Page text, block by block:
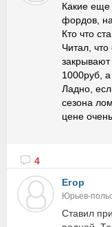
Какие еще
фордов,
Кто что
Читал,
1000руб,
Ладно,
сезона
цене
4
Егор
Юрьев-
Ставил